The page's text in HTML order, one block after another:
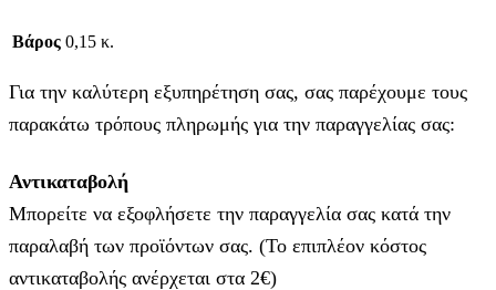
Βάρος 0,15 κ.
Για την καλύτερη εξυπηρέτηση σας, σας παρέχουμε τους
παρακάτω τρόπους πληρωμής για την παραγγελίας σας:
Αντικαταβολή
Μπορείτε να εξοφλήσετε την παραγγελία σας κατά την
παραλαβή των προϊόντων σας. (Το επιπλέον κόστος
αντικαταβολής ανέρχεται στα 2€)